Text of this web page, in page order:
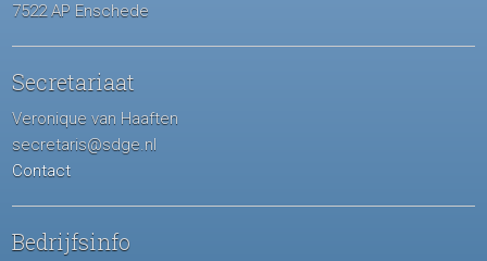
7522 AP Enschede
Secretariaat
Veronique van Haaften
secretaris@sdge.nl
Contact
Bedrijfsinfo